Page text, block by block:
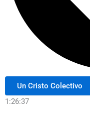
Un Cristo Colectivo
1:26:37